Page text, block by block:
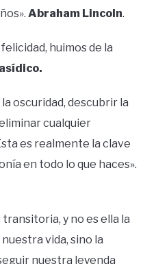
Abraham Lincoln.
huimos de la
oscuridad, descubrir la
cualquier
es realmente la clave
en todo lo que haces».
y no es ella la
vida, sino la
nuestra leyenda